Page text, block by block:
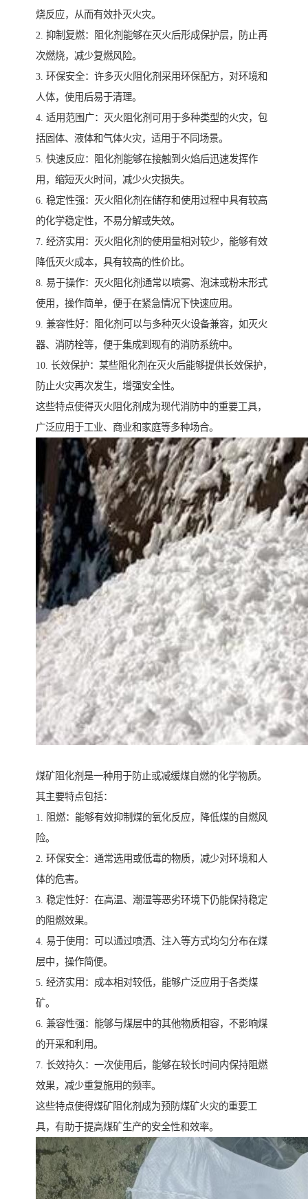
烧反应，从而有效扑灭火灾。
2. 抑制复燃：阻化剂能够在灭火后形成保护层，防止再
次燃烧，减少复燃风险。
3. 环保安全：许多灭火阻化剂采用环保配方，对环境和
人体，使用后易于清理。
4. 适用范围广：灭火阻化剂可用于多种类型的火灾，包
括固体、液体和气体火灾，适用于不同场景。
5. 快速反应：阻化剂能够在接触到火焰后迅速发挥作
用，缩短灭火时间，减少火灾损失。
6. 稳定性强：灭火阻化剂在储存和使用过程中具有较高
的化学稳定性，不易分解或失效。
7. 经济实用：灭火阻化剂的使用量相对较少，能够有效
降低灭火成本，具有较高的性价比。
8. 易于操作：灭火阻化剂通常以喷雾、泡沫或粉末形式
使用，操作简单，便于在紧急情况下快速应用。
9. 兼容性好：阻化剂可以与多种灭火设备兼容，如灭火
器、消防栓等，便于集成到现有的消防系统中。
10. 长效保护：某些阻化剂在灭火后能够提供长效保护，
防止火灾再次发生，增强安全性。
这些特点使得灭火阻化剂成为现代消防中的重要工具，
广泛应用于工业、商业和家庭等多种场合。
煤矿阻化剂是一种用于防止或减缓煤自燃的化学物质。
其主要特点包括：
1. 阻燃：能够有效抑制煤的氧化反应，降低煤的自燃风
险。
2. 环保安全：通常选用或低毒的物质，减少对环境和人
体的危害。
3. 稳定性好：在高温、潮湿等恶劣环境下仍能保持稳定
的阻燃效果。
4. 易于使用：可以通过喷洒、注入等方式均匀分布在煤
层中，操作简便。
5. 经济实用：成本相对较低，能够广泛应用于各类煤
矿。
6. 兼容性强：能够与煤层中的其他物质相容，不影响煤
的开采和利用。
7. 长效持久：一次使用后，能够在较长时间内保持阻燃
效果，减少重复施用的频率。
这些特点使得煤矿阻化剂成为预防煤矿火灾的重要工
具，有助于提高煤矿生产的安全性和效率。